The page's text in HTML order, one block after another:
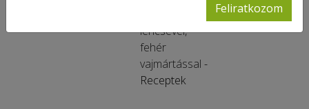
lencsével,
fehér
vajmártással -
Receptek
Feliratkozom